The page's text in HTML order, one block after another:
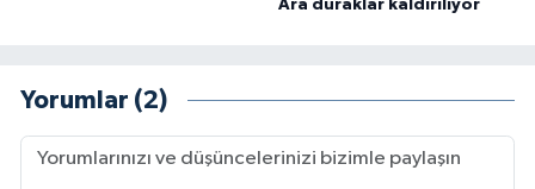
Ara duraklar kaldırılıyor
Yorumlar (2)